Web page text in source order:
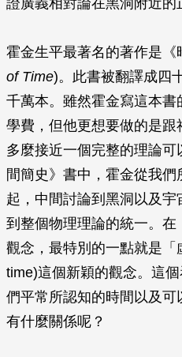
霍金生平最著名的著作是《
of Time)。此書被翻譯成四
千萬本。雖然霍金寫這本
學費，但他更想要做的是
多麼接近一個完整的理論
間簡史》書中，霍金從我
起，中間討論到黑洞以及
到整個物理理論的統一。
觀念，最特別的一點就是
time)這個新穎的觀念。這
們平常所認知的時間以及
有什麼關係呢？